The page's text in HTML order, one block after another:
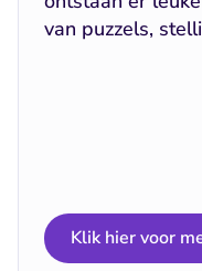
van puzzels,
Klik hier voor